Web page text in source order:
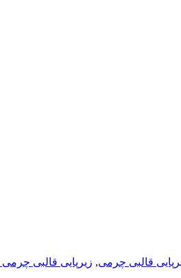
قالبی چرمی, زیرپایی قالبی چرمی HYUNDAI ELANTRA 2023